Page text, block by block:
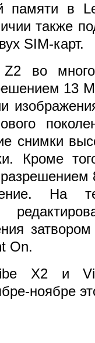
памяти в
также
SIM-карт.
Z2 во
13
снимки
Кроме
На
On.
X2 и
ноябре